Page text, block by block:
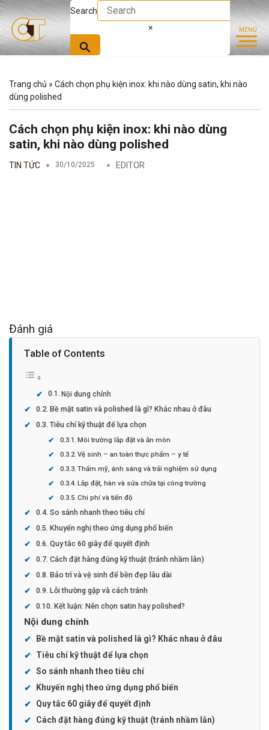
Search
×
Trang chủ » Cách chọn phụ kiện inox: khi nào dùng satin, khi nào
dùng polished
Cách chọn phụ kiện inox: khi nào dùng
satin, khi nào dùng polished
TIN TỨC 30/10/2025 EDITOR
Đánh giá
Table of Contents
Nội dung chính
Bề mặt satin và polished là gì? Khác nhau ở đâu
Tiêu chí kỹ thuật để lựa chọn
Môi trường lắp đặt và ăn mòn
Vệ sinh – an toàn thực phẩm – y tế
Thẩm mỹ, ánh sáng và trải nghiệm sử dụng
Lắp đặt, hàn và sửa chữa tại công trường
Chi phí và tiến độ
So sánh nhanh theo tiêu chí
Khuyến nghị theo ứng dụng phổ biến
Quy tắc 60 giây để quyết định
Cách đặt hàng đúng kỹ thuật (tránh nhầm lẫn)
Bảo trì và vệ sinh để bền đẹp lâu dài
Lỗi thường gặp và cách tránh
Kết luận: Nên chọn satin hay polished?
Nội dung chính
Bề mặt satin và polished là gì? Khác nhau ở đâu
Tiêu chí kỹ thuật để lựa chọn
So sánh nhanh theo tiêu chí
Khuyến nghị theo ứng dụng phổ biến
Quy tắc 60 giây để quyết định
Cách đặt hàng đúng kỹ thuật (tránh nhầm lẫn)